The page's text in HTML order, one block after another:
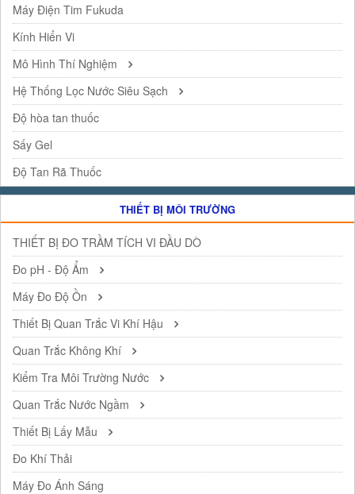
Máy Điện Tim Fukuda
Kính Hiển Vi
Mô Hình Thí Nghiệm
Hệ Thống Lọc Nước Siêu Sạch
Độ hòa tan thuốc
Sấy Gel
Độ Tan Rã Thuốc
THIẾT BỊ MÔI TRƯỜNG
THIẾT BỊ ĐO TRẦM TÍCH VI ĐẦU DÒ
Đo pH - Độ Ẩm
Máy Đo Độ Ồn
Thiết Bị Quan Trắc Vi Khí Hậu
Quan Trắc Không Khí
Kiểm Tra Môi Trường Nước
Quan Trắc Nước Ngầm
Thiết Bị Lấy Mẫu
Đo Khí Thải
Máy Đo Ánh Sáng